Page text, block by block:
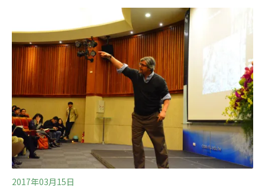
樂」；隨後來自各地的親子團體及產官學各界搭乘娛樂漁
船、遊艇與來自國內外的帆船共同出海，至基隆嶼海域，
大人、小孩一同放流黃鰭鯛及嘉鱲魚苗，合計10萬尾。建
德幼兒園小朋友黃湘晴，童言童語的跟水桶中的小魚苗
說：「小魚苗，大海很危險，要自己小心，我們基隆有個
潮境保育區，保育區裡的魚都不會被抓，希望能在那裡遇
見你。」在一旁的爸媽聽了很感動。基隆海洋巡守隊14日
授旗成軍，隊長林新永說，潮境灣設置保育區，地方上有
反彈聲浪，他個人參與海洋巡守隊也受到壓力
2017年03月15日